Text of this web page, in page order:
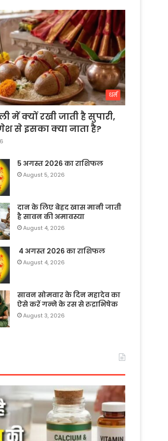
धर्म
में क्यों रखी जाती है सुपारी,
से इसका क्या नाता है?
5 अगस्त 2026 का राशिफल
August 5, 2026
दान के लिए बेहद खास मानी जाती
है सावन की अमावस्या
August 4, 2026
4 अगस्त 2026 का राशिफल
August 4, 2026
सावन सोमवार के दिन महादेव का
ऐसे करें गन्ने के रस से रुद्राभिषेक
August 3, 2026